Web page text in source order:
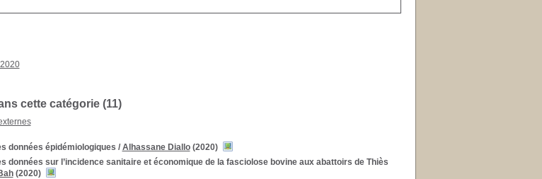
2020
cette catégorie (11)
données épidémiologiques / Alhassane Diallo(2020)
données sur l’incidence sanitaire et économique de la fasciolose bovine aux abattoirs de Thiès
(2020)